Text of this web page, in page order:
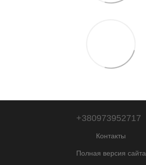
+380973952717
Контакты
Полная версия сайта